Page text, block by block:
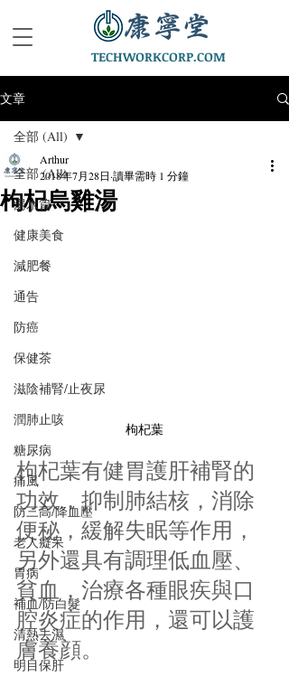
TECHWORKCORP.COM
文章
全部 (All)
湯水篇
健康美食
減肥餐
通告
防癌
保健茶
滋陰補腎/止夜尿
潤肺止咳
糖尿病
痛風
防三高/降血壓
老人癡呆
胃病
補血/防白髮
清熱去濕
明目保肝
全部 (All)
枸杞烏雞湯
Arthur
2018年7月28日 讀畢需時 1 分鐘
枸杞葉
枸杞葉有健胃護肝補腎的
功效，抑制肺結核，消除
便秘，緩解失眠等作用，
另外還具有調理低血壓、
貧血，治療各種眼疾與口
腔炎症的作用，還可以護
膚養顔。